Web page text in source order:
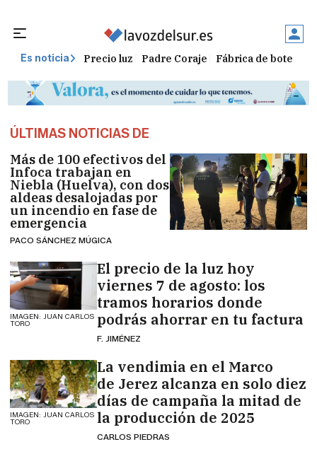
Es noticia Precio luz Padre Coraje Fábrica de botellas
ÚLTIMAS NOTICIAS DE
Más de 100 efectivos del
Infoca trabajan en
Niebla (Huelva), con dos
aldeas desalojadas por
un incendio en fase de
emergencia
PACO SÁNCHEZ MÚGICA
IMAGEN: JUAN CARLOS
TORO
El precio de la luz hoy
viernes 7 de agosto: los
tramos horarios donde
podrás ahorrar en tu factura
F. JIMÉNEZ
IMAGEN: JUAN CARLOS
TORO
La vendimia en el Marco
de Jerez alcanza en solo diez
días de campaña la mitad de
la producción de 2025
CARLOS PIEDRAS